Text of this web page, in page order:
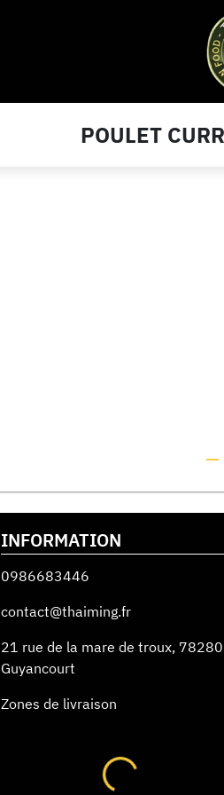
POULET
INFORMATION
0986683446
contact@thaiming.fr
21 rue de la mare de troux, 78280
Guyancourt
Zones de livraison